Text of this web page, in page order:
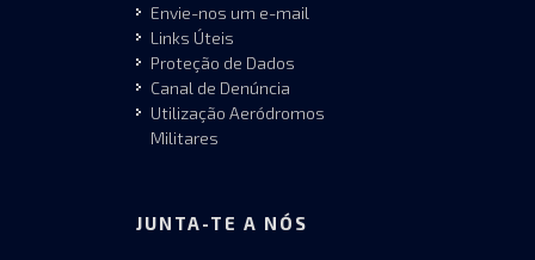
Envie-nos um e-mail
Links Úteis
Proteção de Dados
Canal de Denúncia
Utilização Aeródromos
Militares
JUNTA-TE A NÓS